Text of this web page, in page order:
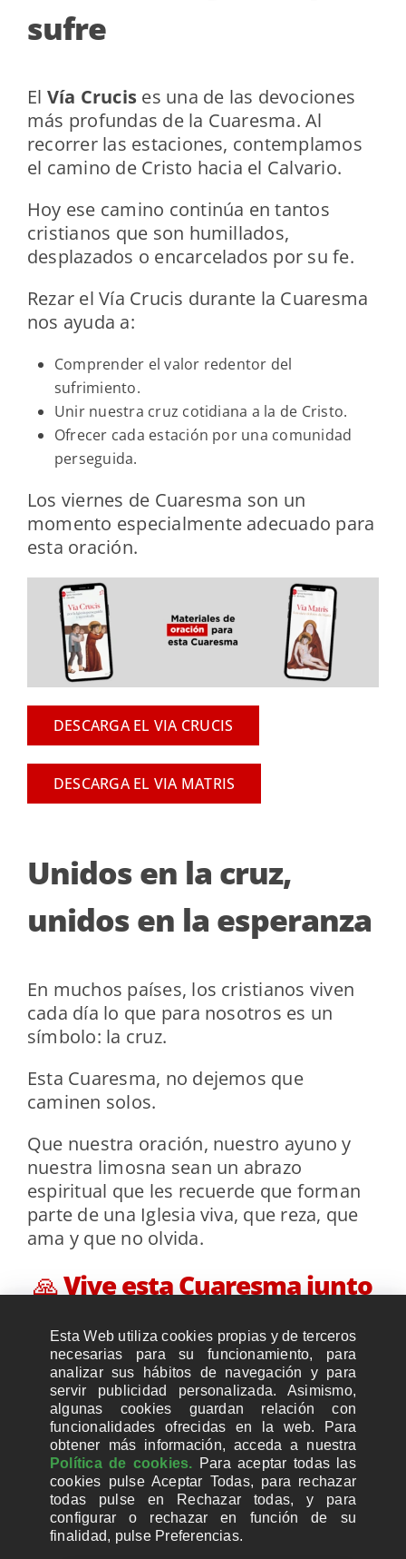
sufre
El Vía Crucis es una de las devociones
más profundas de la Cuaresma. Al
recorrer las estaciones, contemplamos
el camino de Cristo hacia el Calvario.
Hoy ese camino continúa en tantos
cristianos que son humillados,
desplazados o encarcelados por su fe.
Rezar el Vía Crucis durante la Cuaresma
nos ayuda a:
Comprender el valor redentor del
sufrimiento.
Unir nuestra cruz cotidiana a la de Cristo.
Ofrecer cada estación por una comunidad
perseguida.
Los viernes de Cuaresma son un
momento especialmente adecuado para
esta oración.
DESCARGA EL VIA CRUCIS
DESCARGA EL VIA MATRIS
Unidos en la cruz,
unidos en la esperanza
En muchos países, los cristianos viven
cada día lo que para nosotros es un
símbolo: la cruz.
Esta Cuaresma, no dejemos que
caminen solos.
Que nuestra oración, nuestro ayuno y
nuestra limosna sean un abrazo
espiritual que les recuerde que forman
parte de una Iglesia viva, que reza, que
ama y que no olvida.
🙏Vive esta Cuaresma junto
Esta Web utiliza cookies propias y de terceros
necesarias para su funcionamiento, para
analizar sus hábitos de navegación y para
servir publicidad personalizada. Asimismo,
algunas cookies guardan relación con
funcionalidades ofrecidas en la web. Para
obtener más información, acceda a nuestra
Política de cookies. Para aceptar todas las
cookies pulse Aceptar Todas, para rechazar
todas pulse en Rechazar todas, y para
configurar o rechazar en función de su
finalidad, pulse Preferencias.